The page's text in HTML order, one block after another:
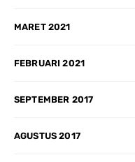
MARET 2021
FEBRUARI 2021
SEPTEMBER 2017
AGUSTUS 2017